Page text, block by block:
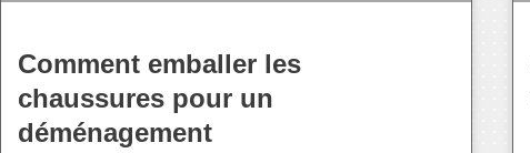
Comment emballer les
chaussures pour un
déménagement